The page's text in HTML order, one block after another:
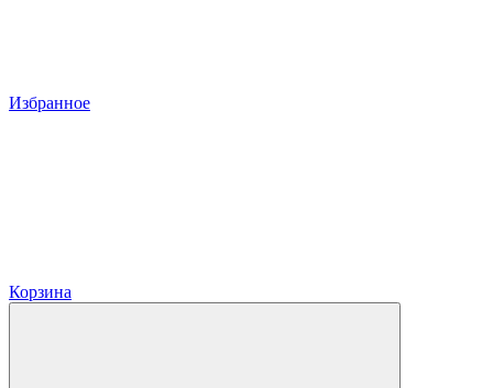
Избранное
Корзина